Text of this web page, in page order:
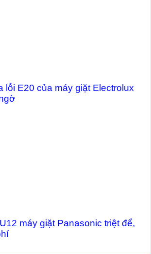
lỗi E20 của máy giặt Electrolux
máy giặt Panasonic triệt để,